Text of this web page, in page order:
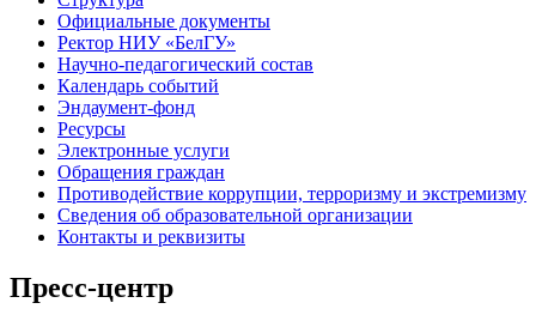
Официальные документы
Ректор НИУ «БелГУ»
Научно-педагогический состав
Календарь событий
Эндаумент-фонд
Ресурсы
Электронные услуги
Обращения граждан
Противодействие коррупции, терроризму и экстремизму
Сведения об образовательной организации
Контакты и реквизиты
Пресс-центр